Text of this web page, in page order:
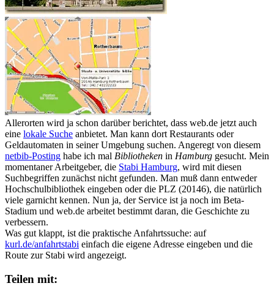
Allerorten wird ja schon darüber berichtet, dass web.de jetzt auch
eine lokale Suche anbietet. Man kann dort Restaurants oder
Geldautomaten in seiner Umgebung suchen. Angeregt von diesem
netbib-Posting habe ich mal Bibliotheken in Hamburg gesucht. Mein
momentaner Arbeitgeber, die Stabi Hamburg, wird mit diesen
Suchbegriffen zunächst nicht gefunden. Man muß dann entweder
Hochschulbibliothek eingeben oder die PLZ (20146), die natürlich
viele garnicht kennen. Nun ja, der Service ist ja noch im Beta-
Stadium und web.de arbeitet bestimmt daran, die Geschichte zu
verbessern.
Was gut klappt, ist die praktische Anfahrtssuche: auf
kurl.de/anfahrtstabi einfach die eigene Adresse eingeben und die
Route zur Stabi wird angezeigt.
Teilen mit: